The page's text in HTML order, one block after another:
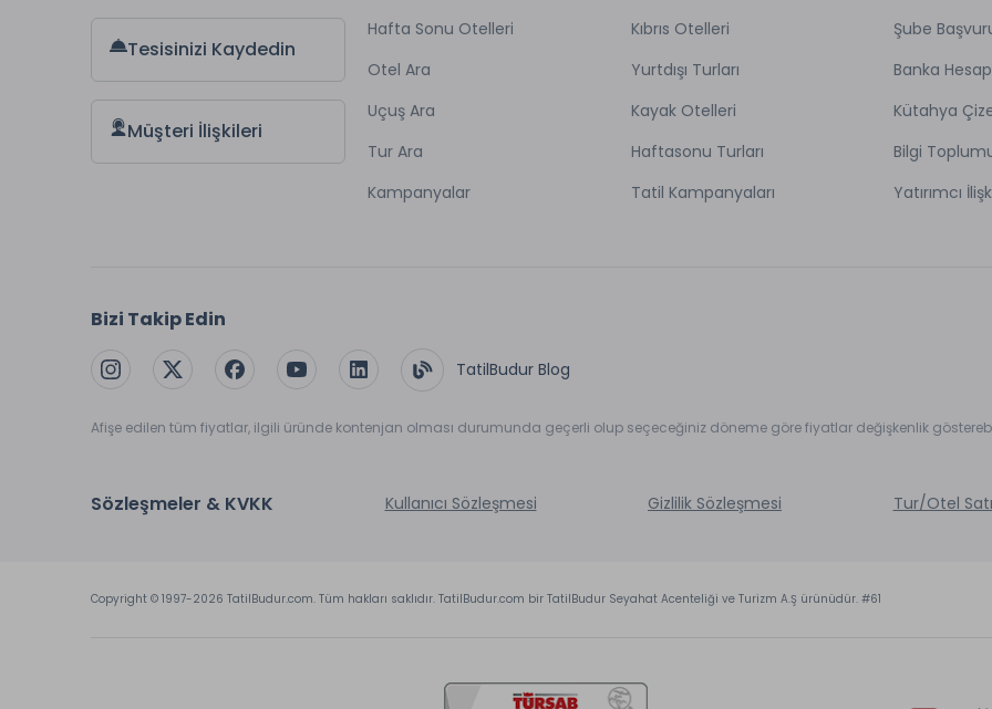
Tesisinizi Kaydedin
Müşteri İlişkileri
Hafta Sonu Otelleri
Otel Ara
Uçuş Ara
Tur Ara
Kampanyalar
Kıbrıs Otelleri
Yurtdışı Turları
Kayak Otelleri
Haftasonu Turları
Tatil Kampanyaları
Şube
Banka
Kütahya
Bilgi
Yatırımcı
Bizi Takip Edin
TatilBudur Blog
Afişe edilen tüm fiyatlar, ilgili üründe kontenjan olması durumunda geçerli olup seçeceğiniz döneme göre fiyatlar değişkenlik
Sözleşmeler & KVKK Kullanıcı Sözleşmesi Gizlilik Sözleşmesi Tur/Otel
Copyright © 1997-2026 TatilBudur.com. Tüm hakları saklıdır. TatilBudur.com bir TatilBudur Seyahat Acenteliği ve Turizm A.Ş ürünüdür. #61